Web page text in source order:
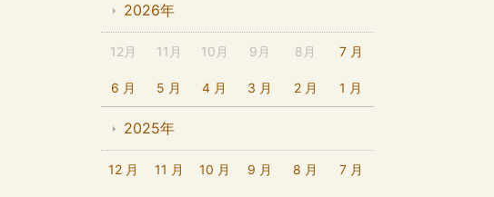
2026年
12月 11月 10月 9月 8月 7 月
6 月 5 月 4 月 3 月 2 月 1 月
2025年
12 月 11 月 10 月 9 月 8 月 7 月